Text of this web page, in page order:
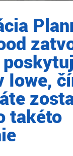
Iowe,
takéto